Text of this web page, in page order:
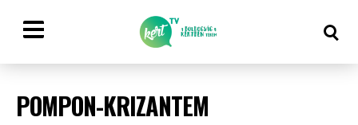
POMPON-KRIZANTEM